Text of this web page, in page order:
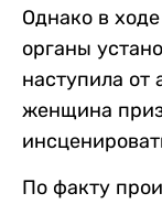
Однако в
органы
наступила от
женщина
По факту